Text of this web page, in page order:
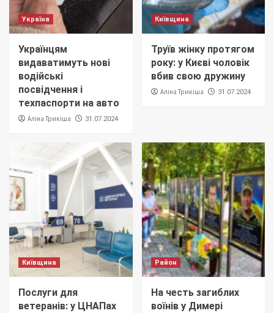
Україна
Українцям
видаватимуть нові
водійські
посвідчення і
техпаспорти на авто
Аліна Трикіша 31.07.2024
Київщина
Труїв жінку протягом
року: у Києві чоловік
вбив свою дружину
Аліна Трикіша 31.07.2024
Київщина
Послуги для
ветеранів: у ЦНАПах
Район
На честь загиблих
воїнів у Димері